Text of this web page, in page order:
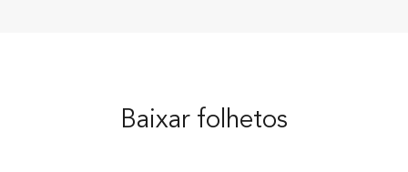
Baixar folhetos